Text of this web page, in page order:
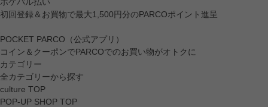
初回登録＆お買物で最大1,500円分のPARCOポイント進呈
POCKET PARCO（公式アプリ）
コイン＆クーポンでPARCOでのお買い物がオトクに
カテゴリー
全カテゴリーから探す
culture TOP
POP-UP SHOP TOP